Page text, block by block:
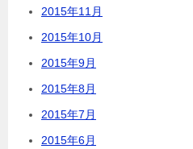
2015年11月
2015年10月
2015年9月
2015年8月
2015年7月
2015年6月